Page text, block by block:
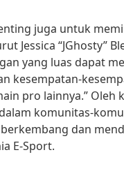
juga untuk
Jessica “JGhosty”
yang luas dapat
kesempatan-
pro lainnya.”
komunitas-
dan
E-Sport.